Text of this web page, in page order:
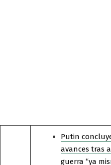
Putin
avances tras
guerra “ya